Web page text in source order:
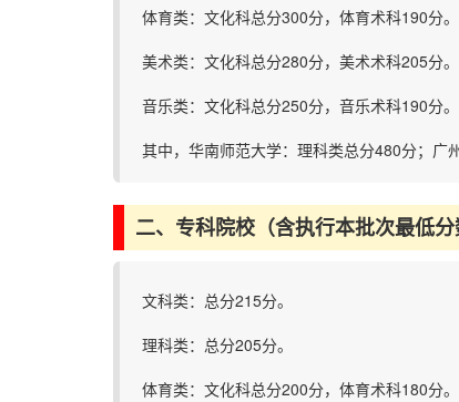
体育类：文化科总分300分，体育术科190分。
美术类：文化科总分280分，美术术科205分。
音乐类：文化科总分250分，音乐术科190分。
其中，华南师范大学：理科类总分480分；广
二、专科院校（含执行本批次最低分
文科类：总分215分。
理科类：总分205分。
体育类：文化科总分200分，体育术科180分。